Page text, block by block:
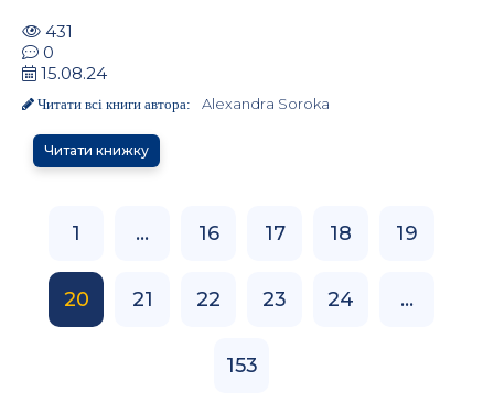
431
0
15.08.24
Читати всі книги автора: Alexandra Soroka
Читати книжку
1 ... 16 17 18 19
20 21 22 23 24 ...
153